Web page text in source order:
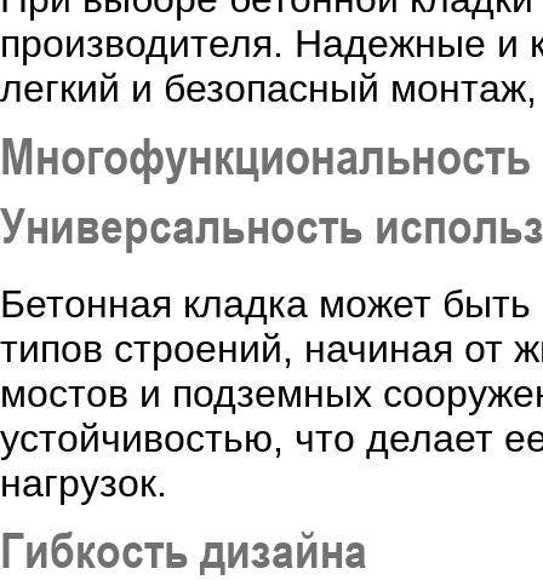
производителя. Надежные и
легкий и безопасный
Многофункциональность
Универсальность
Бетонная кладка может
типов строений, начиная от
мостов и подземных
устойчивостью, что делает
нагрузок.
Гибкость дизайна